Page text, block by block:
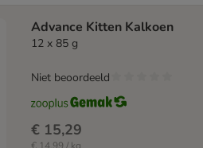
Advance Kitten Kalkoen
12 x 85 g
€ 15,29
Niet beoordeeld